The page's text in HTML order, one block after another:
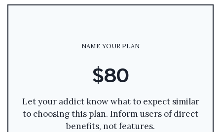
NAME YOUR PLAN
$80
Let your addict know what to expect similar
to choosing this plan. Inform users of direct
benefits, not features.